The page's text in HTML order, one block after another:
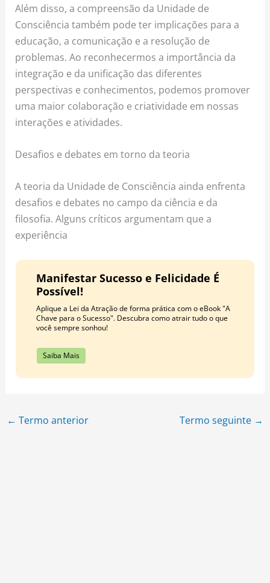
Além disso, a compreensão da Unidade de
Consciência também pode ter implicações para a
educação, a comunicação e a resolução de
problemas. Ao reconhecermos a importância da
integração e da unificação das diferentes
perspectivas e conhecimentos, podemos promover
uma maior colaboração e criatividade em nossas
interações e atividades.
Desafios e debates em torno da teoria
A teoria da Unidade de Consciência ainda enfrenta
desafios e debates no campo da ciência e da
filosofia. Alguns críticos argumentam que a
experiência
Manifestar Sucesso e Felicidade É
Possível!
Aplique a Lei da Atração de forma prática com o eBook "A
Chave para o Sucesso". Descubra como atrair tudo o que
você sempre sonhou!
Saiba Mais
← Termo anterior Termo seguinte →